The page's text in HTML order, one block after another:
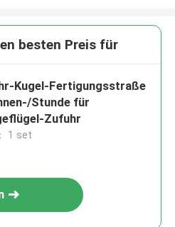
besten Preis für
Kugel-Fertigungsstraße
Stunde für
Zufuhr
1 set